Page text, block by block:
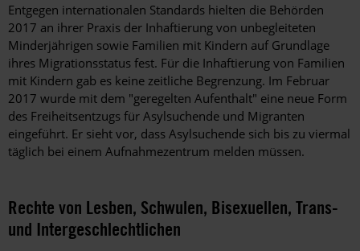
Entgegen internationalen Standards hielten die Behörden
2017 an ihrer Praxis der Inhaftierung von unbegleiteten
Minderjährigen sowie Familien mit Kindern auf Grundlage
ihres Migrationsstatus fest. Für die Inhaftierung von Familien
mit Kindern gab es keine zeitliche Begrenzung. Im Februar
2017 wurde mit dem "geregelten Aufenthalt" eine neue Form
des Freiheitsentzugs für Asylsuchende und Migranten
eingeführt. Er sieht vor, dass Asylsuchende sich bis zu viermal
täglich bei einem Aufnahmezentrum melden müssen.
Rechte von Lesben, Schwulen, Bisexuellen, Trans-
und Intergeschlechtlichen